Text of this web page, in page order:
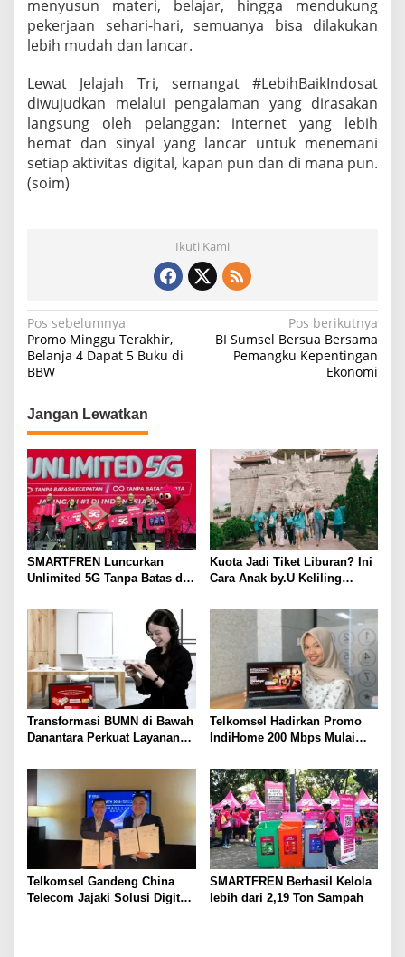
menyusun materi, belajar, hingga mendukung
pekerjaan sehari-hari, semuanya bisa dilakukan
lebih mudah dan lancar.
Lewat Jelajah Tri, semangat #LebihBaikIndosat
diwujudkan melalui pengalaman yang dirasakan
langsung oleh pelanggan: internet yang lebih
hemat dan sinyal yang lancar untuk menemani
setiap aktivitas digital, kapan pun dan di mana pun.
(soim)
Ikuti Kami
N
a
v
i
g
a
s
i
p
o
s
Pos sebelumnya
Promo Minggu Terakhir,
Belanja 4 Dapat 5 Buku di
BBW
Pos berikutnya
BI Sumsel Bersua Bersama
Pemangku Kepentingan
Ekonomi
Jangan Lewatkan
SMARTFREN Luncurkan
Unlimited 5G Tanpa Batas di
Kuota Jadi Tiket Liburan? Ini
Cara Anak by.U Keliling
Spesial
Transformasi BUMN di Bawah
Danantara Perkuat Layanan
Sehat di Semester I 2026
Telkomsel Hadirkan Promo
IndiHome 200 Mbps Mulai
Pelanggan di Sumbagsel
Telkomsel Gandeng China
Telecom Jajaki Solusi Digital
SMARTFREN Berhasil Kelola
lebih dari 2,19 Ton Sampah